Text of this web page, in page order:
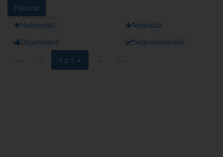
Nejlevnější
Nejdražší
Doporučené
Nejprodávanější
««
« 1 z 1 » »»